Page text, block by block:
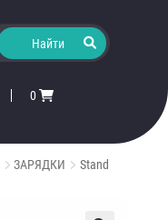
0
ЗАРЯДКИ
Stand